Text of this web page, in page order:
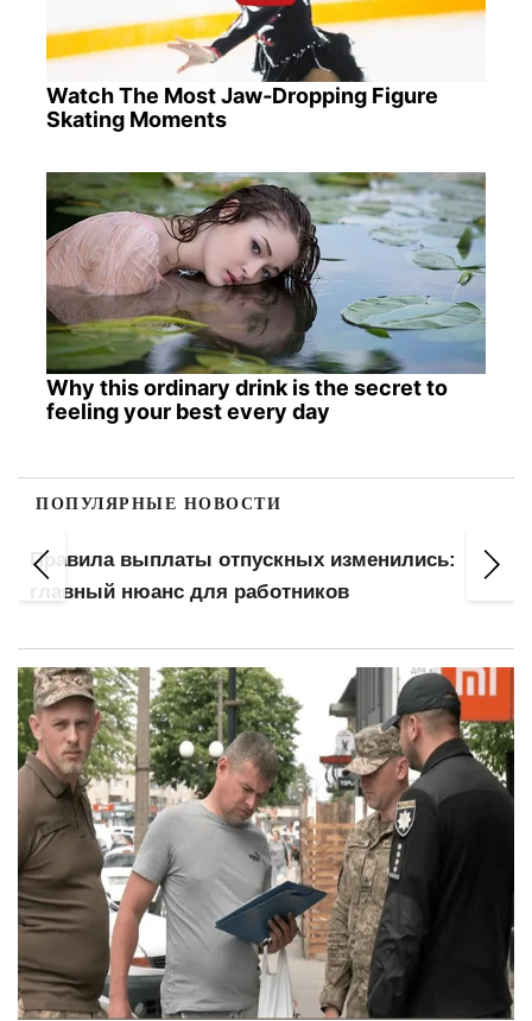
Watch The Most Jaw‑Dropping Figure
Skating Moments
Why this ordinary drink is the secret to
feeling your best every day
ПОПУЛЯРНЫЕ НОВОСТИ
Правила выплаты отпускных изменились:
главный нюанс для работников